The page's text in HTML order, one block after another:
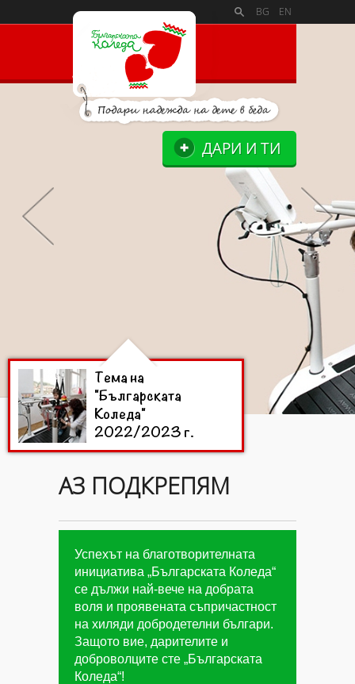
BG EN
ДАРИ И ТИ
Тема на
"Българската
Коледа"
2022/2023 г.
Цели на
Коледа"
Дарители на
"Българската
Коледа"
2022/2023 г.
АЗ ПОДКРЕПЯМ
Успехът на благотворителната
инициатива „Българската Коледа“
се дължи най-вече на добрата
воля и проявената съпричастност
на хиляди добродетелни българи.
Защото вие, дарителите и
доброволците сте „Българската
Коледа“!